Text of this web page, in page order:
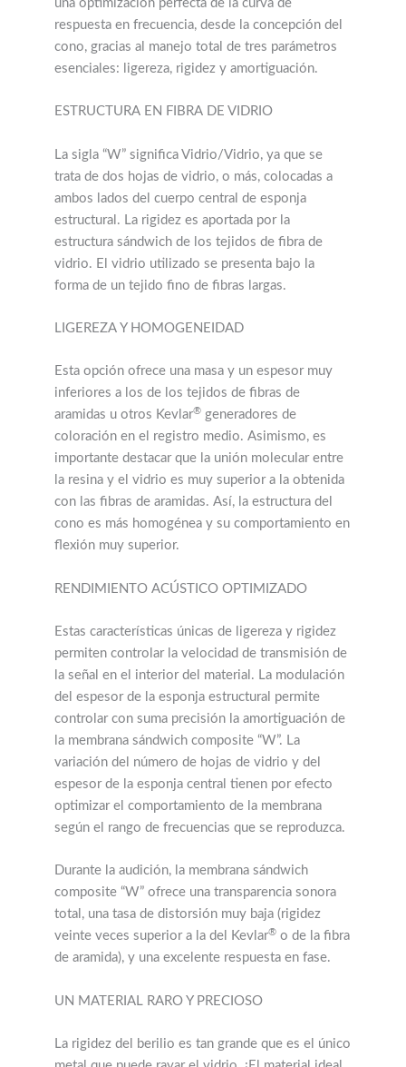
una optimización perfecta de la curva de
respuesta en frecuencia, desde la concepción del
cono, gracias al manejo total de tres parámetros
esenciales: ligereza, rigidez y amortiguación.
ESTRUCTURA EN FIBRA DE VIDRIO
La sigla “W” significa Vidrio/Vidrio, ya que se
trata de dos hojas de vidrio, o más, colocadas a
ambos lados del cuerpo central de esponja
estructural. La rigidez es aportada por la
estructura sándwich de los tejidos de fibra de
vidrio. El vidrio utilizado se presenta bajo la
forma de un tejido fino de fibras largas.
LIGEREZA Y HOMOGENEIDAD
Esta opción ofrece una masa y un espesor muy
inferiores a los de los tejidos de fibras de
aramidas u otros Kevlar® generadores de
coloración en el registro medio. Asimismo, es
importante destacar que la unión molecular entre
la resina y el vidrio es muy superior a la obtenida
con las fibras de aramidas. Así, la estructura del
cono es más homogénea y su comportamiento en
flexión muy superior.
RENDIMIENTO ACÚSTICO OPTIMIZADO
Estas características únicas de ligereza y rigidez
permiten controlar la velocidad de transmisión de
la señal en el interior del material. La modulación
del espesor de la esponja estructural permite
controlar con suma precisión la amortiguación de
la membrana sándwich composite “W”. La
variación del número de hojas de vidrio y del
espesor de la esponja central tienen por efecto
optimizar el comportamiento de la membrana
según el rango de frecuencias que se reproduzca.
Durante la audición, la membrana sándwich
composite “W” ofrece una transparencia sonora
total, una tasa de distorsión muy baja (rigidez
veinte veces superior a la del Kevlar® o de la fibra
de aramida), y una excelente respuesta en fase.
UN MATERIAL RARO Y PRECIOSO
La rigidez del berilio es tan grande que es el único